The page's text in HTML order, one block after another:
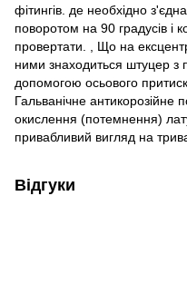
фітингів. де необхідно
поворотом на 90 градусів і
провертати. , Що на
ними знаходиться штуцер з
допомогою осьового
Гальванічне
окислення (потемнення)
привабливий вигляд на
Відгуки